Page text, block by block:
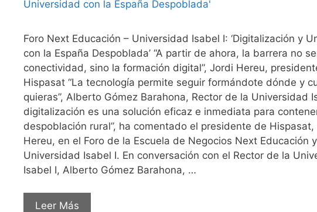
Foro Next Educación – Universidad Isabel I: ‘Digitalización y
con la España Despoblada’ “A partir de ahora, la barrera no
conectividad, sino la formación digital”, Jordi Hereu,
Hispasat “La tecnología permite seguir formándote dónde y
quieras”, Alberto Gómez Barahona, Rector de la Universidad
digitalización es una solución eficaz e inmediata para
despoblación rural”, ha comentado el presidente de Hispasat,
Hereu, en el Foro de la Escuela de Negocios Next Educación
Universidad Isabel I. En conversación con el Rector de la
Isabel I, Alberto Gómez Barahona, …
Leer Más